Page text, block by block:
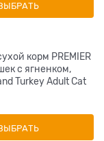
корм PREMIER
с ягненком,
Turkey Adult Cat